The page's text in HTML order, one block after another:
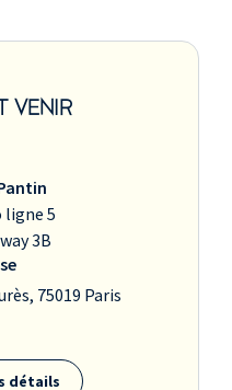
VENIR
ligne 5
3B
75019 Paris
détails